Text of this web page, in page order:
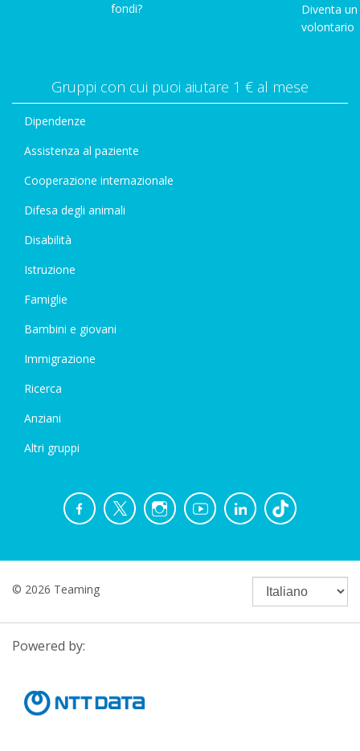
fondi?
Diventa un
volontario
Gruppi con cui puoi aiutare 1 € al mese
Dipendenze
Assistenza al paziente
Cooperazione internazionale
Difesa degli animali
Disabilità
Istruzione
Famiglie
Bambini e giovani
Immigrazione
Ricerca
Anziani
Altri gruppi
© 2026 Teaming
Powered by: